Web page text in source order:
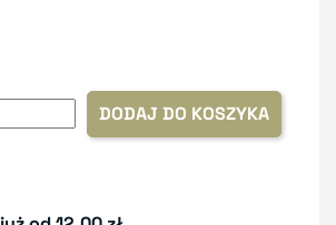
DODAJ DO KOSZYKA